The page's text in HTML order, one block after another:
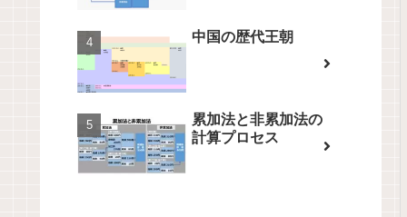
中国の歴代王朝
累加法と非累加法の
計算プロセス